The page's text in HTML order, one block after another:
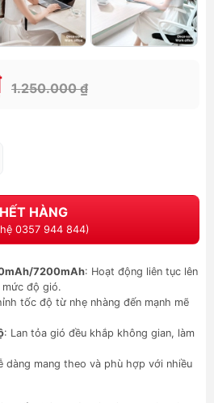
1.250.000 ₫
HẾT HÀNG
0357 944 844)
7200mAh: Hoạt động liên tục lên
độ gió.
tốc độ từ nhẹ nhàng đến mạnh mẽ
: Lan tỏa gió đều khắp không gian, làm
dàng mang theo và phù hợp với nhiều